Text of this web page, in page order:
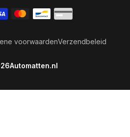
Automatten.nl
voorwaardenVerzendbeleid
Betaalmethoden